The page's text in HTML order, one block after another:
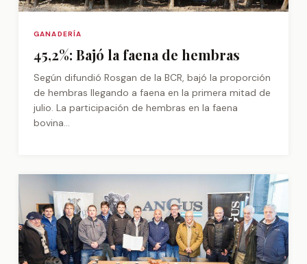
GANADERÍA
45,2%: Bajó la faena de hembras
Según difundió Rosgan de la BCR, bajó la proporción
de hembras llegando a faena en la primera mitad de
julio. La participación de hembras en la faena
bovina...